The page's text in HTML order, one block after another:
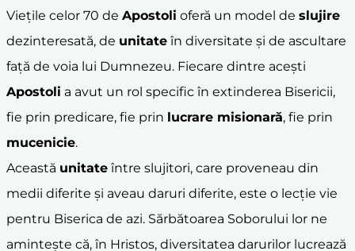
Viețile celor 70 de Apostoli oferă un model de slujire
dezinteresată, de unitate în diversitate și de ascultare
față de voia lui Dumnezeu. Fiecare dintre acești
Apostoli a avut un rol specific în extinderea Bisericii,
fie prin predicare, fie prin lucrare misionară, fie prin
mucenicie.
Această unitate între slujitori, care proveneau din
medii diferite și aveau daruri diferite, este o lecție vie
pentru Biserica de azi. Sărbătoarea Soborului lor ne
amintește că, în Hristos, diversitatea darurilor lucrează